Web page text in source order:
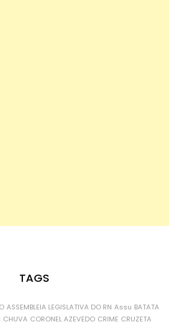
TAGS
ASSEMBLEIA LEGISLATIVA DO RN Assu BATATA
CHUVA CORONEL AZEVEDO CRIME CRUZETA